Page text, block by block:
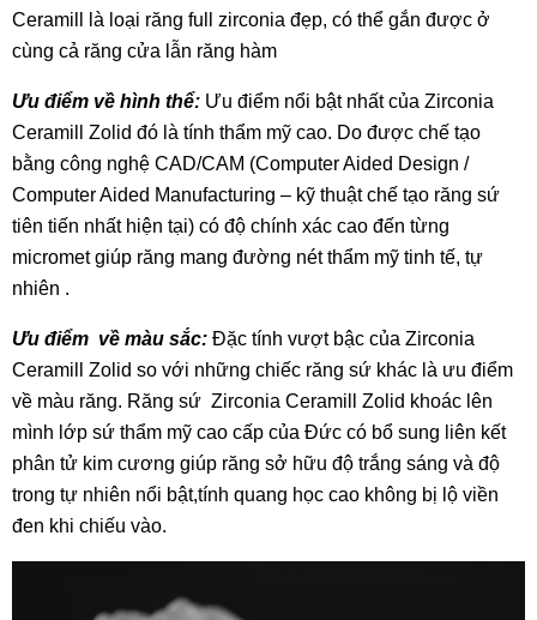
Ceramill là loại răng full zirconia đẹp, có thể gắn được ở
cùng cả răng cửa lẫn răng hàm
Ưu điểm về hình thể: Ưu điểm nổi bật nhất của Zirconia
Ceramill Zolid đó là tính thẩm mỹ cao. Do được chế tạo
bằng công nghệ CAD/CAM (Computer Aided Design /
Computer Aided Manufacturing – kỹ thuật chế tạo răng sứ
tiên tiến nhất hiện tại) có độ chính xác cao đến từng
micromet giúp răng mang đường nét thẩm mỹ tinh tế, tự
nhiên .
Ưu điểm về màu sắc: Đặc tính vượt bậc của Zirconia
Ceramill Zolid so với những chiếc răng sứ khác là ưu điểm
về màu răng. Răng sứ Zirconia Ceramill Zolid khoác lên
mình lớp sứ thẩm mỹ cao cấp của Đức có bổ sung liên kết
phân tử kim cương giúp răng sở hữu độ trắng sáng và độ
trong tự nhiên nổi bật,tính quang học cao không bị lộ viền
đen khi chiếu vào.